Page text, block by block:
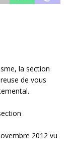
la section
de vous
2012 vu